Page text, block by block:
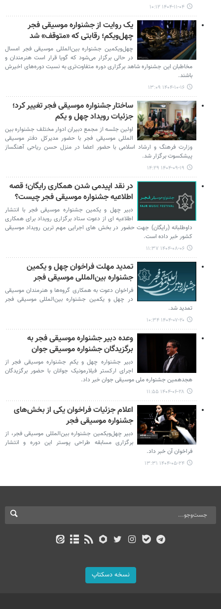
۱۴۰۴-۱۱-۰۴ ۱۰:۱۲
یک روایت از جشنواره موسیقی فجر
چهل‌ویکم؛ رقابتی که «متوقف» شد
چهل‌ویکمین جشنواره بین‌المللی موسیقی فجر امسال
در حالی برگزار می‌شود که گویا قرار است هنرمندان و
مخاطبان این جشنواره شاهد برگزاری دوره متفاوت‌تری به نسبت دوره‌های اخیرش
باشند.
۱۴۰۴-۱۰-۱۶ ۱۳:۰۹
ساختار جشنواره موسیقی فجر تغییر کرد؛
جزئیات رویداد چهل و یکم
اولین جلسه از مجمع دبیران ادوار مختلف جشنواره بین
المللی موسیقی فجر با حضور مدیرکل دفتر موسیقی
وزارت فرهنگ و ارشاد اسلامی با حضور اعضا در منزل حسن ریاحی آهنگساز
پیشکسوت برگزار شد.
۱۴۰۴-۰۹-۱۹ ۱۴:۲۹
در نقد اپیدمی شدن همکاری رایگان؛ قصه
اطلاعیه جشنواره موسیقی فجر چیست؟
دبیر چهل و یکمین جشنواره موسیقی فجر با انتشار
اطلاعیه ای از دعوت ستاد برگزاری رویداد برای همکاری
داوطلبانه (رایگان) جهت حضور در بخش های اجرایی مهم ترین رویداد موسیقی
کشور خبر داده است.
۱۴۰۴-۰۸-۰۶ ۱۱:۳۷
تمدید مهلت فراخوان چهل و یکمین
جشنواره بین‌المللی موسیقی فجر
فراخوان دعوت به‌ همکاری گروه‌ها و هنرمندان موسیقی
در چهل‌ و یکمین جشنواره بین‌المللی موسیقی فجر
تمدید شد.
۱۴۰۴-۰۷-۲۰ ۱۰:۳۴
وعده دبیر جشنواره موسیقی فجر به
برگزیدگان جشنواره موسیقی جوان
دبیر جشنواره چهل و یکم جشنواره موسیقی فجر از
اجرای ارکستر فیلارمونیک جوانان با حضور برگزیدگان
هجدهمین جشنواره ملی موسیقی جوان خبر داد.
۱۴۰۴-۰۶-۲۸ ۱۱:۵۵
اعلام جزئیات فراخوان یکی از بخش‌های
جشنواره موسیقی فجر
دبیر چهل‌ویکمین جشنواره بین‌المللی موسیقی فجر، از
برگزاری مسابقه طراحی پوستر این دوره و انتشار
فراخوان آن خبر داد.
۱۴۰۴-۰۵-۲۴ ۱۳:۳۱
نسخه دسکتاپ